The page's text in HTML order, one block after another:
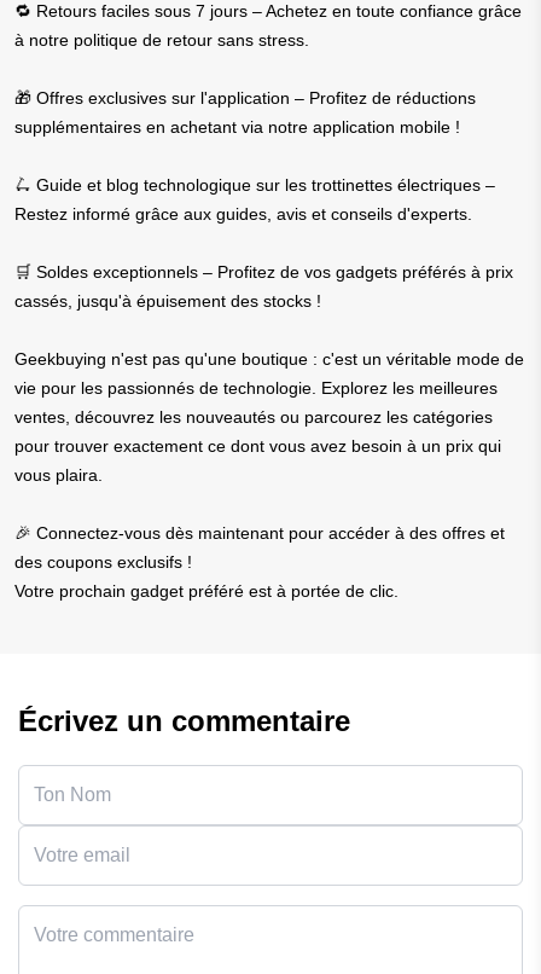
🔁 Retours faciles sous 7 jours – Achetez en toute confiance grâce
à notre politique de retour sans stress.
🎁 Offres exclusives sur l'application – Profitez de réductions
supplémentaires en achetant via notre application mobile !
🛴 Guide et blog technologique sur les trottinettes électriques –
Restez informé grâce aux guides, avis et conseils d'experts.
🛒 Soldes exceptionnels – Profitez de vos gadgets préférés à prix
cassés, jusqu'à épuisement des stocks !
Geekbuying n'est pas qu'une boutique : c'est un véritable mode de
vie pour les passionnés de technologie. Explorez les meilleures
ventes, découvrez les nouveautés ou parcourez les catégories
pour trouver exactement ce dont vous avez besoin à un prix qui
vous plaira.
🎉 Connectez-vous dès maintenant pour accéder à des offres et
des coupons exclusifs !
Votre prochain gadget préféré est à portée de clic.
Écrivez un commentaire